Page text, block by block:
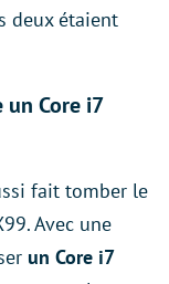
deux étaient
un Core i7
fait tomber le
Avec une
un Core i7